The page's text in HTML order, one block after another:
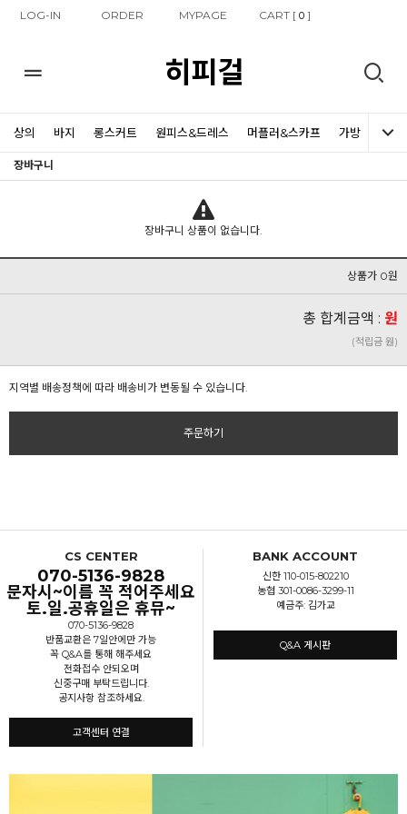
LOG-IN ORDER MYPAGE CART [0 ]
히피걸
상의 바지 롱스커트 원피스&드레스 머플러&스카프 가방 신발
장바구니
장바구니 상품이 없습니다.
상품가 0원
총 합계금액 : 원
(적립금 원)
지역별 배송정책에 따라 배송비가 변동될 수 있습니다.
주문하기
CS CENTER
070-5136-9828
문자시~이름 꼭 적어주세요
토.일.공휴일은 휴뮤~
070-5136-9828
반품교환은 7일안에만 가능
꼭 Q&A를 통해 해주세요
전화접수 안되오며
신중구매 부탁드립니다.
공지사항 참조하세요.
고객센터 연결
BANK ACCOUNT
신한 110-015-802210
농협 301-0086-3299-11
예금주: 김가교
Q&A 게시판